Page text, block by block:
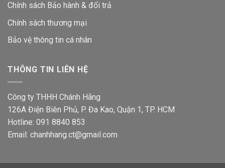
Chính sách Bảo hành & đổi trả
Chính sách thương mại
Bảo vệ thông tin cá nhân
THÔNG TIN LIÊN HỆ
Công ty THHH Chánh Hãng
126A Điện Biên Phủ, P. Đa Kao, Quận 1, TP. HCM
Hotline: 091 8840 853
Email: chanhhang.ct@gmail.com